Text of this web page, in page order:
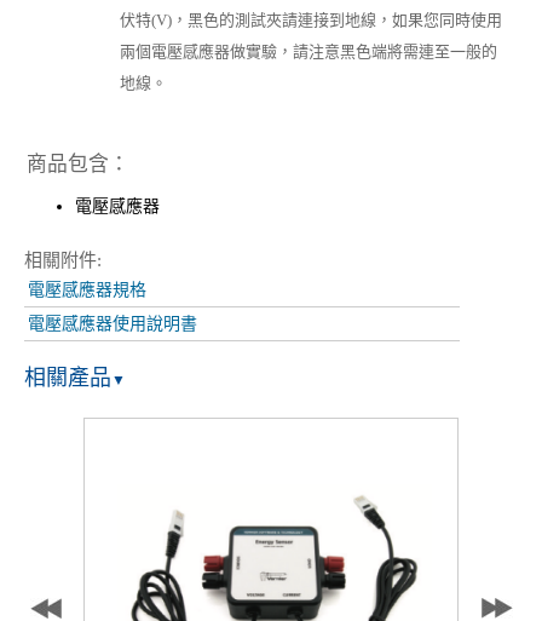
伏特(V)，黑色的測試夾請連接到地線，如果您同時使用
兩個電壓感應器做實驗，請注意黑色端將需連至一般的
地線。
商品包含：
電壓感應器
相關附件:
電壓感應器規格
電壓感應器使用說明書
相關產品 ▼